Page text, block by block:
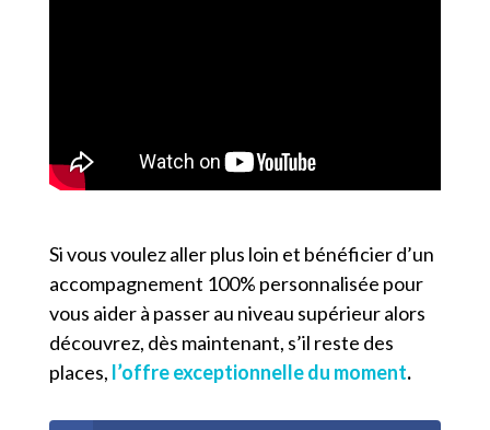
Si vous voulez aller plus loin et bénéficier d’un
accompagnement 100% personnalisée pour
vous aider à passer au niveau supérieur alors
découvrez, dès maintenant, s’il reste des
places, l’offre exceptionnelle du moment.